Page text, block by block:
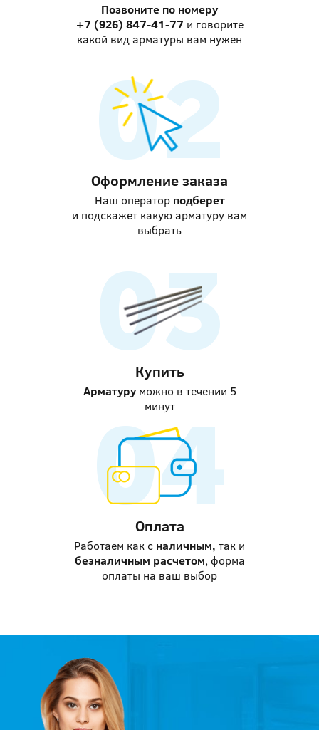
Позвоните по номеру
+7 (926) 847-41-77 и говорите
какой вид арматуры вам нужен
Оформление заказа
Наш оператор подберет
и подскажет какую арматуру вам
выбрать
Купить
Арматуруможно в течении 5
минут
Оплата
Работаем как с наличным, так и
безналичным расчетом, форма
оплаты на ваш выбор